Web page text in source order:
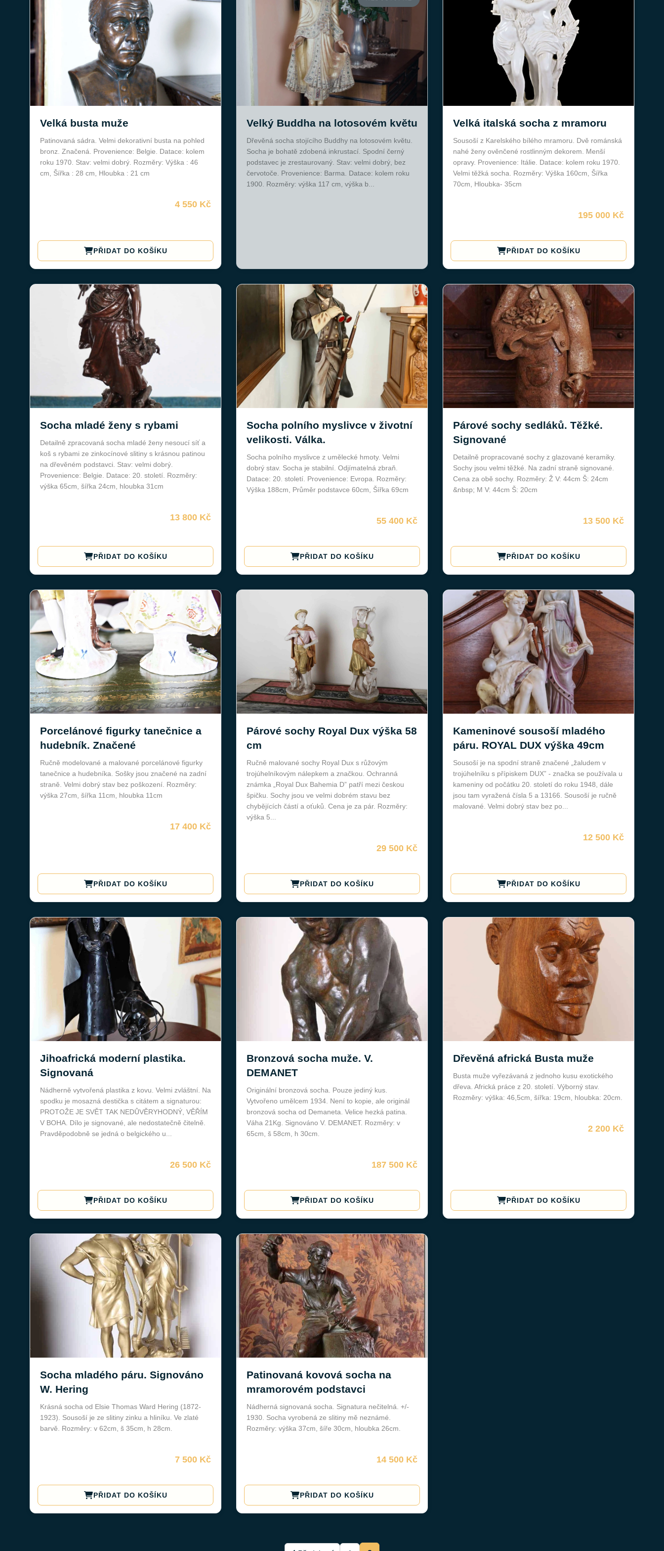
Velká busta muže
Patinovaná sádra. Velmi dekorativní busta na pohled
bronz. Značená. Provenience: Belgie. Datace: kolem
roku 1970. Stav: velmi dobrý. Rozměry: Výška : 46
cm, Šířka : 28 cm, Hloubka : 21 cm
4 550 Kč
PŘIDAT DO KOŠÍKU
Velký Buddha na lotosovém květu
Dřevěná socha stojícího Buddhy na lotosovém květu.
Socha je bohatě zdobená inkrustací. Spodní černý
podstavec je zrestaurovaný. Stav: velmi dobrý, bez
červotoče. Provenience: Barma. Datace: kolem roku
1900. Rozměry: výška 117 cm, výška b...
Velká italská socha z mramoru
Sousoší z Karelského bílého mramoru. Dvě románská
nahé ženy ověnčené rostlinným dekorem. Menší
opravy. Provenience: Itálie. Datace: kolem roku 1970.
Velmi těžká socha. Rozměry: Výška 160cm, Šířka
70cm, Hloubka- 35cm
195 000 Kč
PŘIDAT DO KOŠÍKU
Socha mladé ženy s rybami
Detailně zpracovaná socha mladé ženy nesoucí síť a
koš s rybami ze zinkocínové slitiny s krásnou patinou
na dřevěném podstavci. Stav: velmi dobrý.
Provenience: Belgie. Datace: 20. století. Rozměry:
výška 65cm, šířka 24cm, hloubka 31cm
13 800 Kč
PŘIDAT DO KOŠÍKU
Socha polního myslivce v životní
velikosti. Válka.
Socha polního myslivce z umělecké hmoty. Velmi
dobrý stav. Socha je stabilní. Odjímatelná zbraň.
Datace: 20. století. Provenience: Evropa. Rozměry:
Výška 188cm, Průměr podstavce 60cm, Šířka 69cm
55 400 Kč
PŘIDAT DO KOŠÍKU
Párové sochy sedláků. Těžké.
Signované
Detailně propracované sochy z glazované keramiky.
Sochy jsou velmi těžké. Na zadní straně signované.
Cena za obě sochy. Rozměry: Ž V: 44cm Š: 24cm
&nbsp; M V: 44cm Š: 20cm
13 500 Kč
PŘIDAT DO KOŠÍKU
Porcelánové figurky tanečnice a
hudebník. Značené
Ručně modelované a malované porcelánové figurky
tanečnice a hudebníka. Sošky jsou značené na zadní
straně. Velmi dobrý stav bez poškození. Rozměry:
výška 27cm, šířka 11cm, hloubka 11cm
17 400 Kč
PŘIDAT DO KOŠÍKU
Párové sochy Royal Dux výška 58
cm
Ručně malované sochy Royal Dux s růžovým
trojúhelníkovým nálepkem a značkou. Ochranná
známka „Royal Dux Bahemia D” patří mezi českou
špičku. Sochy jsou ve velmi dobrém stavu bez
chybějících částí a oťuků. Cena je za pár. Rozměry:
výška 5...
29 500 Kč
PŘIDAT DO KOŠÍKU
Kameninové sousoší mladého
páru. ROYAL DUX výška 49cm
Sousoší je na spodní straně značené „žaludem v
trojúhelníku s přípiskem DUX” - značka se používala u
kameniny od počátku 20. století do roku 1948, dále
jsou tam vyražená čísla 5 a 13166. Sousoší je ručně
malované. Velmi dobrý stav bez po...
12 500 Kč
PŘIDAT DO KOŠÍKU
Jihoafrická moderní plastika.
Signovaná
Nádherně vytvořená plastika z kovu. Velmi zvláštní. Na
spodku je mosazná destička s citátem a signaturou:
PROTOŽE JE SVĚT TAK NEDŮVĚRYHODNÝ, VĚŘÍM
V BOHA. Dílo je signované, ale nedostatečně čitelně.
Pravděpodobně se jedná o belgického u...
26 500 Kč
PŘIDAT DO KOŠÍKU
Bronzová socha muže. V.
DEMANET
Originální bronzová socha. Pouze jediný kus.
Vytvořeno umělcem 1934. Není to kopie, ale originál
bronzová socha od Demaneta. Velice hezká patina.
Váha 21Kg. Signováno V. DEMANET. Rozměry: v
65cm, š 58cm, h 30cm.
187 500 Kč
PŘIDAT DO KOŠÍKU
Dřevěná africká Busta muže
Busta muže vyřezávaná z jednoho kusu exotického
dřeva. Africká práce z 20. století. Výborný stav.
Rozměry: výška: 46,5cm, šířka: 19cm, hloubka: 20cm.
2 200 Kč
PŘIDAT DO KOŠÍKU
Socha mladého páru. Signováno
W. Hering
Krásná socha od Elsie Thomas Ward Hering (1872-
1923). Sousoší je ze slitiny zinku a hliníku. Ve zlaté
barvě. Rozměry: v 62cm, š 35cm, h 28cm.
7 500 Kč
PŘIDAT DO KOŠÍKU
Patinovaná kovová socha na
mramorovém podstavci
Nádherná signovaná socha. Signatura nečitelná. +/-
1930. Socha vyrobená ze slitiny mě neznámé.
Rozměry: výška 37cm, šíře 30cm, hloubka 26cm.
14 500 Kč
PŘIDAT DO KOŠÍKU